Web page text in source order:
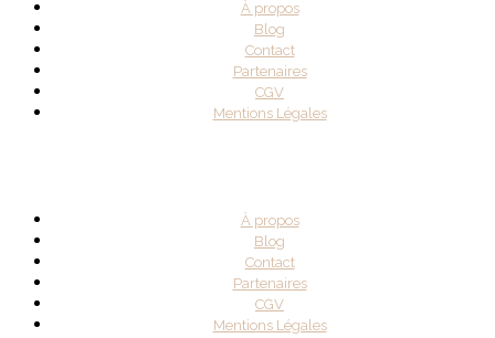
À propos
Blog
Contact
Partenaires
CGV
Mentions Légales
À propos
Blog
Contact
Partenaires
CGV
Mentions Légales